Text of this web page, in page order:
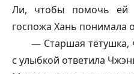
Ли, чтобы помочь ей
госпожа Хань понимала
— Старшая тётушка,
с улыбкой ответила